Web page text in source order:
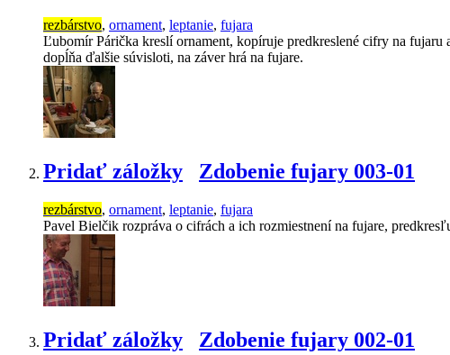
rezbárstvo, ornament, leptanie, fujara
Ľubomír Párička kreslí ornament, kopíruje predkreslené cifry na fujaru
dopĺňa ďalšie súvisloti, na záver hrá na fujare.
Pridať záložky Zdobenie fujary 003-01
rezbárstvo, ornament, leptanie, fujara
Pavel Bielčik rozpráva o cifrách a ich rozmiestnení na fujare,
Pridať záložky Zdobenie fujary 002-01